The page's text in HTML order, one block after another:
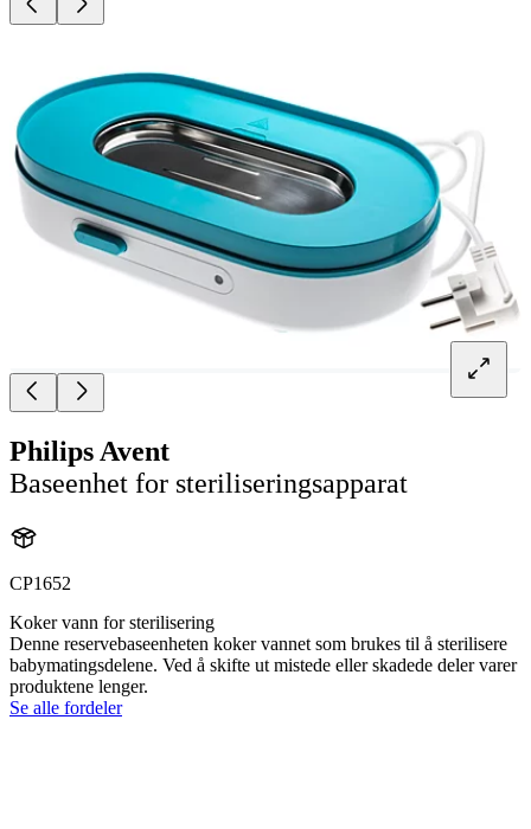
Philips Avent
Baseenhet for steriliseringsapparat
CP1652
Koker vann for sterilisering
Denne reservebaseenheten koker vannet som brukes til å sterilisere
babymatingsdelene. Ved å skifte ut mistede eller skadede deler varer
produktene lenger.
Se alle fordeler